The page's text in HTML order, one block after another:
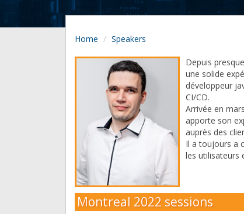
Home Speakers
Depuis
une solide
développeur
CI/CD.
Arrivée en
apporte son
auprès des
Il a toujours a
les utilisateurs
Montreal 2022 sessions